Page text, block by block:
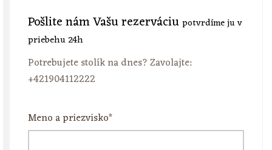
Pošlite nám Vašu rezerváciupotvrdíme ju v
priebehu 24h
Potrebujete stolík na dnes? Zavolajte:
+421904112222
Meno a priezvisko*